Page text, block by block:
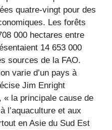
quatre-vingt pour des
Les forêts
000 hectares entre
14 653 000
sources de la FAO.
varie d’un pays à
Jim Enright
« la principale cause de
l’aquaculture et aux
en Asie du Sud Est